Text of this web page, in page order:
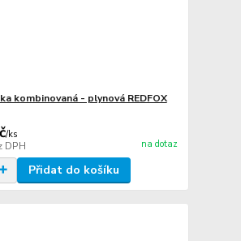
kombinovaná - plynová REDFOX
/ks
DPH na dotaz
Přidat do košíku